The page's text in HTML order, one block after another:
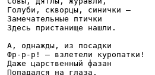
Голуби, скворцы, синички –
Замечательные птички
Здесь пристанище нашли.
А, однажды, из посадки
Фр-р-р! – взлетели куропатки!
Даже царственный фазан
Попадался на глаза.